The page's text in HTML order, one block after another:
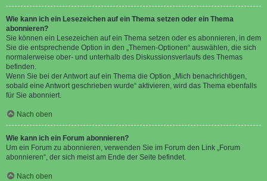
Wie kann ich ein Lesezeichen auf ein Thema setzen oder ein Thema
abonnieren?
Sie können ein Lesezeichen auf ein Thema setzen oder es abonnieren, in dem
Sie die entsprechende Option in den „Themen-Optionen“ auswählen, die sich
normalerweise ober- und unterhalb des Diskussionsverlaufs des Themas
befinden.
Wenn Sie bei der Antwort auf ein Thema die Option „Mich benachrichtigen,
sobald eine Antwort geschrieben wurde“ aktivieren, wird das Thema ebenfalls
für Sie abonniert.
Nach oben
Wie kann ich ein Forum abonnieren?
Um ein Forum zu abonnieren, verwenden Sie im Forum den Link „Forum
abonnieren“, der sich meist am Ende der Seite befindet.
Nach oben